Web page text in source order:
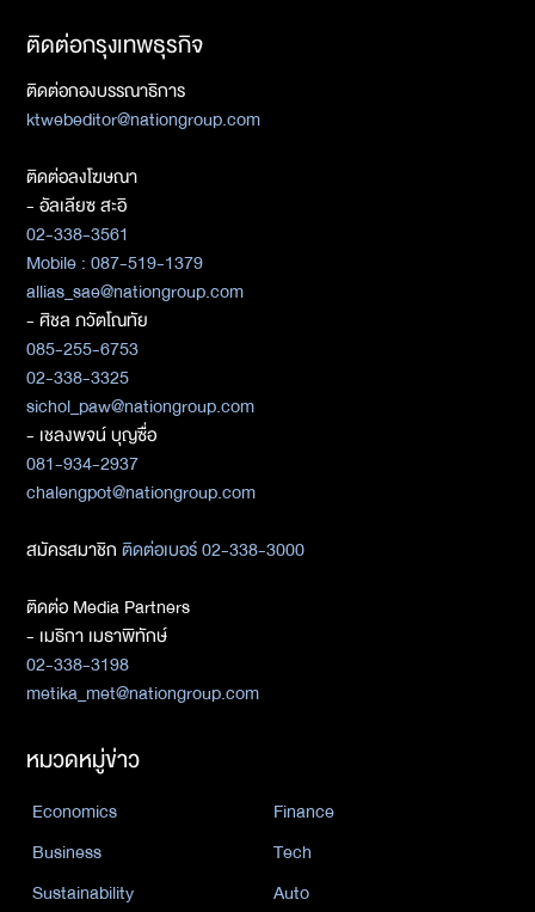
ติดต่อกรุงเทพธุรกิจ
ติดต่อกองบรรณาธิการ
ktwebeditor@nationgroup.com
ติดต่อลงโฆษณา
- อัลเลียซ สะอิ
02-338-3561
Mobile : 087-519-1379
allias_sae@nationgroup.com
- ศิชล ภวัตโณทัย
085-255-6753
02-338-3325
sichol_paw@nationgroup.com
- เชลงพจน์ บุญซื่อ
081-934-2937
chalengpot@nationgroup.com
สมัครสมาชิกติดต่อเบอร์ 02-338-3000
ติดต่อ Media Partners
- เมธิกา เมธาพิทักษ์
02-338-3198
metika_met@nationgroup.com
หมวดหมู่ข่าว
Economics
Finance
Business
Tech
Sustainability
Auto